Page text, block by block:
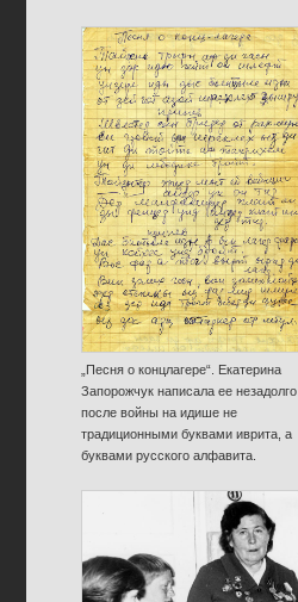
„Песня о концлагере“. Екатерина
Запорожчук написала ее незадолго
после войны на идише не
традиционными буквами иврита, а
буквами русского алфавита.